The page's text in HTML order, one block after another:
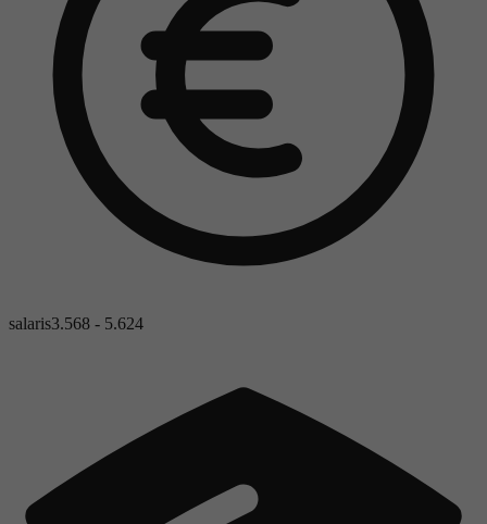
salaris3.568 - 5.624